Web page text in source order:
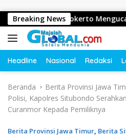
Breaking News
Mojokerto Mengucapkan
Headline Nasional Redaksi
Beranda Berita Provinsi Jawa
Polisi, Kapolres Situbondo
Curanmor Kepada Pemiliknya
Berita Provinsi Jawa Timur, Berita